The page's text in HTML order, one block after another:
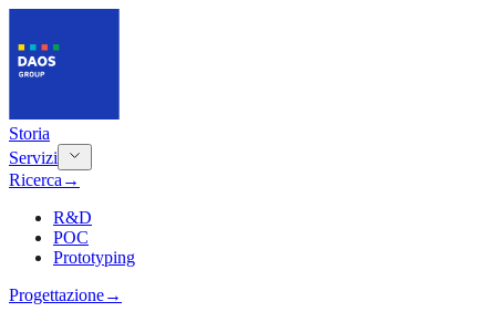
Storia
Servizi
Ricerca →
R&D
POC
Prototyping
Progettazione→